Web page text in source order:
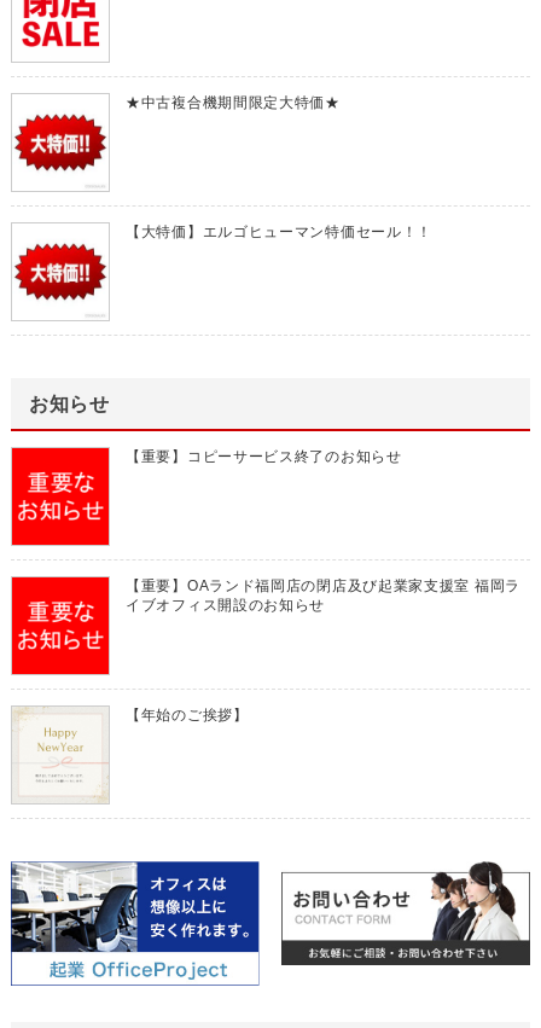
★中古複合機期間限定大特価★
【大特価】エルゴヒューマン特価セール！！
お知らせ
【重要】コピーサービス終了のお知らせ
【重要】OAランド福岡店の閉店及び起業家支援室 福岡ラ
イブオフィス開設のお知らせ
【年始のご挨拶】